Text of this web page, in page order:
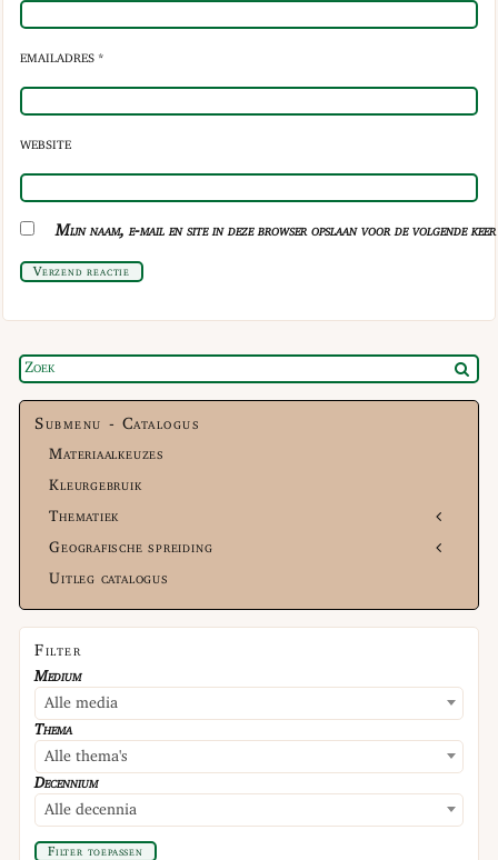
EMAILADRES *
WEBSITE
Mijn naam, e-mail en site in deze browser opslaan voor de volgende
Verzend reactie
Submenu - Catalogus
Materiaalkeuzes
Kleurgebruik
Thematiek
Geografische spreiding
Uitleg catalogus
Filter
Medium
Alle media
Thema
Alle thema's
Decennium
Alle decennia
Filter toepassen